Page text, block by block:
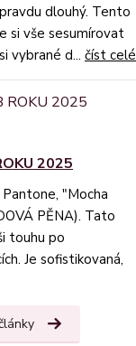
dlouhý. Tento
si vše sesumírovat
vybrané d... číst celé
2025
"Mocha
PĚNA). Tato
touhu po
Je sofistikovaná,